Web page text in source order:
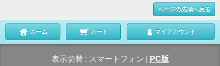
ページの先頭へ戻る
ホーム カート マイアカウント
表示切替 : スマートフォン PC版